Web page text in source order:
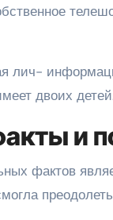
лич-
двоих
и
фактов